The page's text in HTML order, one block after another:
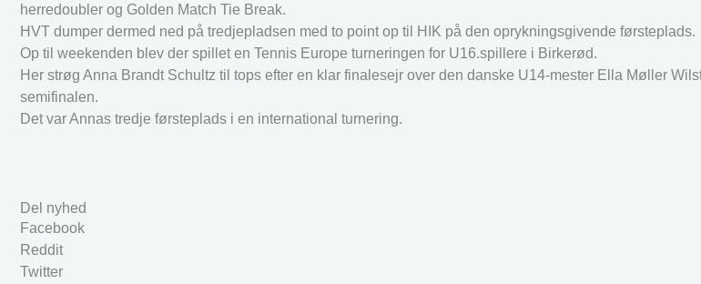
herredoubler og Golden Match Tie Break.
HVT dumper dermed ned på tredjepladsen med to point op til HIK på den oprykningsgivende førsteplads.
Op til weekenden blev der spillet en Tennis Europe turneringen for U16.spillere i Birkerød.
Her strøg Anna Brandt Schultz til tops efter en klar finalesejr over den danske U14-mester Ella Møller
semifinalen.
Det var Annas tredje førsteplads i en international turnering.
Del nyhed
Facebook
Reddit
Twitter